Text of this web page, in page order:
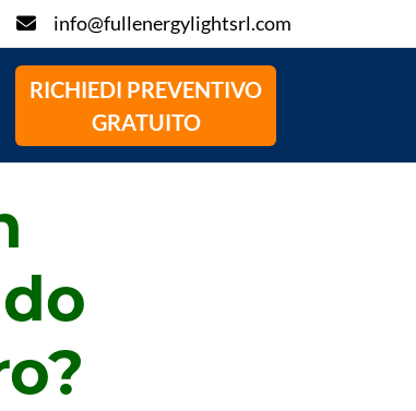
info@fullenergylightsrl.com
RICHIEDI PREVENTIVO
GRATUITO